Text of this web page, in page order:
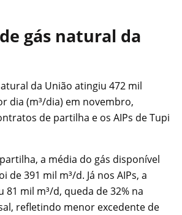
gás natural da
da União atingiu 472 mil
dia (m³/dia) em novembro,
de partilha e os AIPs de Tupi
a média do gás disponível
de 391 mil m³/d. Já nos AIPs, a
mil m³/d, queda de 32% na
refletindo menor excedente de